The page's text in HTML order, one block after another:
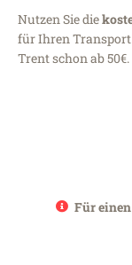
Nutzen Sie die
für Ihren
Trent schon ab 50€.
Für